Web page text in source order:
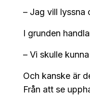
– Jag vill lyssna
I grunden
– Vi skulle
Och kanske är
Från att se